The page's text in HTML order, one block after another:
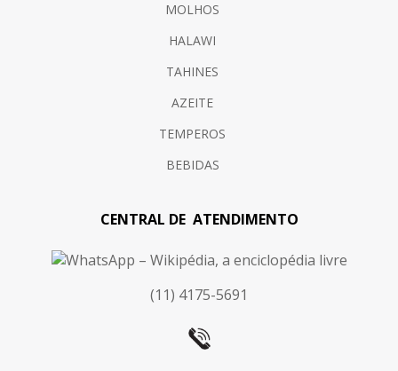
MOLHOS
HALAWI
TAHINES
AZEITE
TEMPEROS
BEBIDAS
CENTRAL DE ATENDIMENTO
(11) 4175-5691